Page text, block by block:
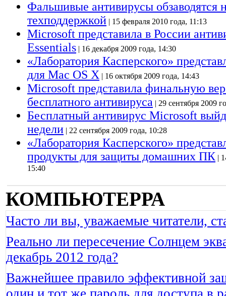
Фальшивые антивирусы обзаводятся
техподдержкой | 15 февраля 2010 года, 11:13
Microsoft представила в России
Essentials | 16 декабря 2009 года, 14:30
«Лаборатория Касперского»
для Mac OS X | 16 октября 2009 года, 14:43
Microsoft представила финальную
бесплатного антивируса | 29 сентября 2009
Бесплатный антивирус Microsoft
недели | 22 сентября 2009 года, 10:28
«Лаборатория Касперского»
продукты для защиты домашних ПК |
15:40
КОМПЬЮТЕРРА
Часто ли вы, уважаемые читатели,
Реально ли пересечение Солнцем
декабрь 2012 года?
Важнейшее правило эффективной